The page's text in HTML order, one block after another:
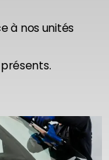
à nos unités